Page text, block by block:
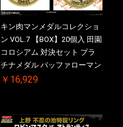
キン肉マンメダルコレクショ
ン VOL.7 【BOX】20個入 田園
コロシアム 対決セット プラ
チナメダル バッファローマン
2.0 顎髭 Ver. VS. 光の矢 初回
メダル(非売品)付
￥16,929